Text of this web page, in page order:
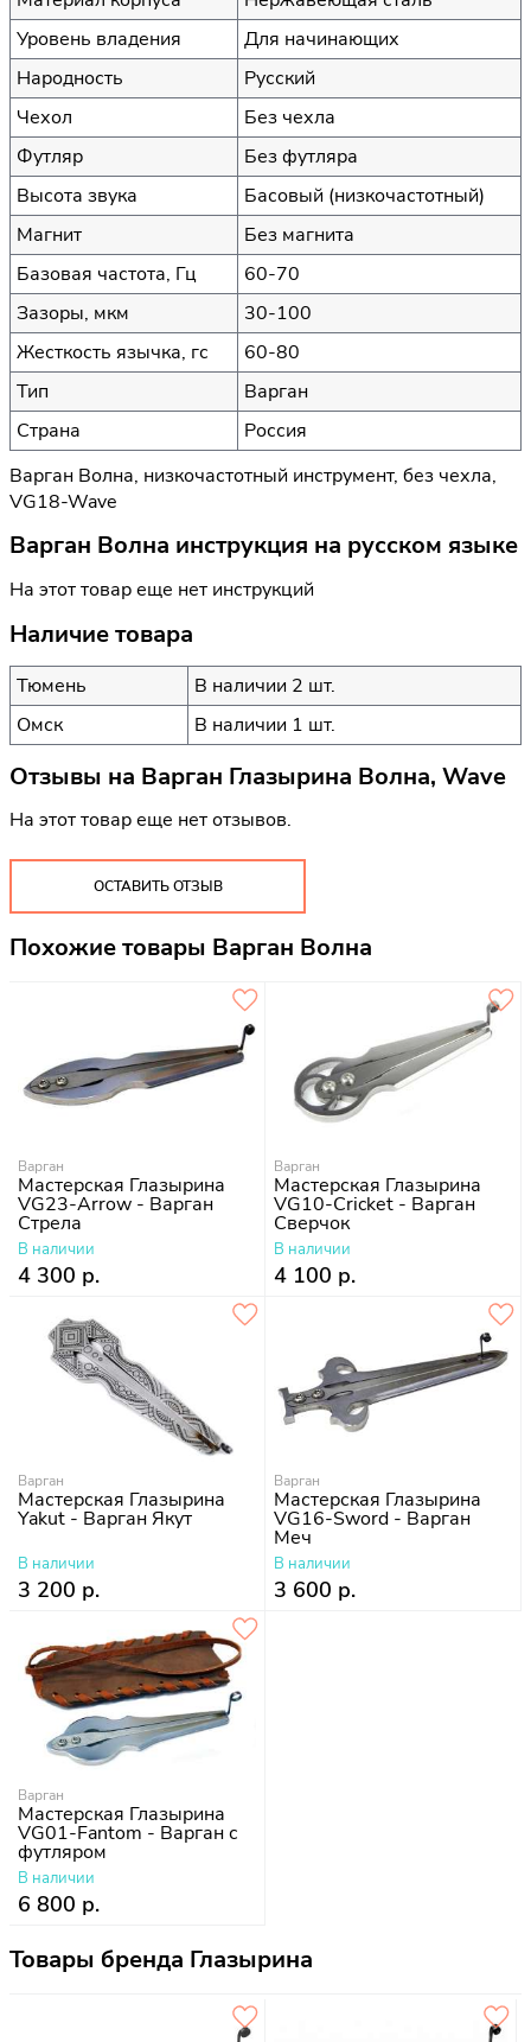
Уровень владения
Для начинающих
Народность
Русский
Чехол
Без чехла
Футляр
Без футляра
Высота звука
Басовый (низкочастотный)
Магнит
Без магнита
Базовая частота, Гц
60-70
Зазоры, мкм
30-100
Жесткость язычка, гс
60-80
Тип
Варган
Страна
Россия
Варган Волна, низкочастотный инструмент, без чехла,
VG18-Wave
Варган Волна инструкция на русском языке
На этот товар еще нет инструкций
Наличие товара
Тюмень
В наличии 2 шт.
Омск
В наличии 1 шт.
Отзывы на Варган Глазырина Волна, Wave
На этот товар еще нет отзывов.
ОСТАВИТЬ ОТЗЫВ
Похожие товары Варган Волна
Варган
Мастерская Глазырина
VG23-Arrow - Варган
Стрела
В наличии
4 300 р.
Варган
Мастерская Глазырина
VG10-Cricket - Варган
Сверчок
В наличии
4 100 р.
Варган
Мастерская Глазырина
Yakut - Варган Якут
В наличии
3 200 р.
Варган
Мастерская Глазырина
VG16-Sword - Варган
Меч
В наличии
3 600 р.
Варган
Мастерская Глазырина
VG01-Fantom - Варган с
футляром
В наличии
6 800 р.
Товары бренда Глазырина